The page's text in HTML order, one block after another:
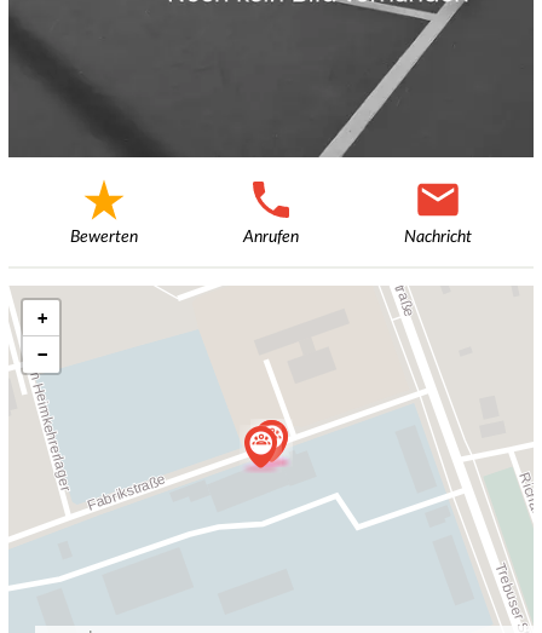
Bewerten Anrufen Nachricht
+
−